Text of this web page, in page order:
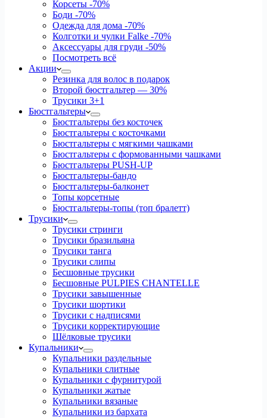
Корсеты -70%
Боди -70%
Одежда для дома -70%
Колготки и чулки Falke -70%
Аксессуары для груди -50%
Посмотреть всё
Акции
Резинка для волос в подарок
Второй бюстгальтер — 30%
Трусики 3+1
Бюстгальтеры
Бюстгальтеры без косточек
Бюстгальтеры с косточками
Бюстгальтеры с мягкими чашками
Бюстгальтеры с формованными чашками
Бюстгальтеры PUSH-UP
Бюстгальтеры-бандо
Бюстгальтеры-балконет
Топы корсетные
Бюстгальтеры-топы (топ бралетт)
Трусики
Трусики стринги
Трусики бразильяна
Трусики танга
Трусики слипы
Бесшовные трусики
Бесшовные PULPIES CHANTELLE
Трусики завышенные
Трусики шортики
Трусики с надписями
Трусики корректирующие
Шёлковые трусики
Купальники
Купальники раздельные
Купальники слитные
Купальники с фурнитурой
Купальники жатые
Купальники вязаные
Купальники из бархата